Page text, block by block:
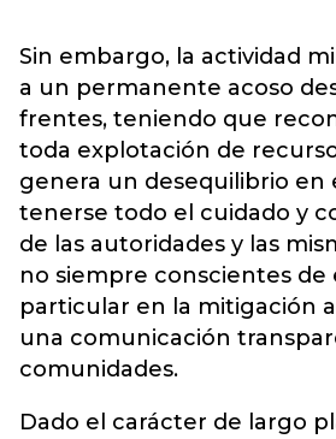
Sin embargo, la actividad
a un permanente acoso
frentes, teniendo que
toda explotación de
genera un desequilibrio en
tenerse todo el cuidado y
de las autoridades y las
no siempre conscientes de
particular en la mitigación
una comunicación
comunidades.
Dado el carácter de largo